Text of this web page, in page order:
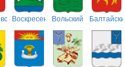
ВоскресенскийВольский Балтайский